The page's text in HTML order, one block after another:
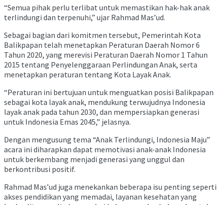
“Semua pihak perlu terlibat untuk memastikan hak-hak anak
terlindungi dan terpenuhi,” ujar Rahmad Mas’ud.
Sebagai bagian dari komitmen tersebut, Pemerintah Kota
Balikpapan telah menetapkan Peraturan Daerah Nomor 6
Tahun 2020, yang merevisi Peraturan Daerah Nomor 1 Tahun
2015 tentang Penyelenggaraan Perlindungan Anak, serta
menetapkan peraturan tentang Kota Layak Anak.
“Peraturan ini bertujuan untuk menguatkan posisi Balikpapan
sebagai kota layak anak, mendukung terwujudnya Indonesia
layak anak pada tahun 2030, dan mempersiapkan generasi
untuk Indonesia Emas 2045,” jelasnya.
Dengan mengusung tema “Anak Terlindungi, Indonesia Maju”
acara ini diharapkan dapat memotivasi anak-anak Indonesia
untuk berkembang menjadi generasi yang unggul dan
berkontribusi positif.
Rahmad Mas’ud juga menekankan beberapa isu penting seperti
akses pendidikan yang memadai, layanan kesehatan yang